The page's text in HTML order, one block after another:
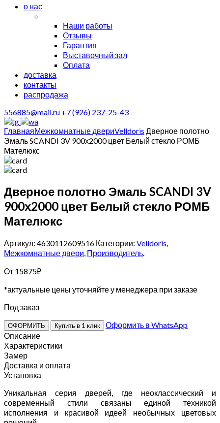
о нас
Наши работы
Отзывы
Гарантия
Выставочный зал
Оплата
доставка
контакты
распродажа
556885@mail.ru +7 (926) 237-25-43
ГлавнаяМежкомнатные двериVelldoris Дверное полотно
Эмаль SCANDI 3V 900х2000 цвет Белый стекло РОМБ
Мателюкс
Дверное полотно Эмаль SCANDI 3V
900х2000 цвет Белый стекло РОМБ
Мателюкс
Артикул: 4630112609516 Категории: Velldoris,
Межкомнатные двери, Производитель.
От 15875₽
*актуальные цены уточняйте у менеджера при заказе
Под заказ
ОФОРМИТЬ Купить в 1 клик
Оформить в WhatsApp
Описание
Характеристики
Замер
Доставка и оплата
Установка
Уникальная серия дверей, где неоклассический и
современный стили связаны единой техникой
исполнения и красивой идеей необычных цветовых